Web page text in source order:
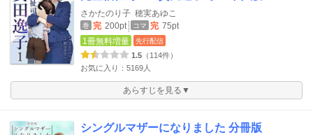
さかたのり子 穂実あゆこ
巻 完 200pt コマ 完 75pt
1冊無料増量
先行配信
1.5 （114件）
お気に入り：5169人
あらすじを見る▼
シングルマザーになりました 分冊版